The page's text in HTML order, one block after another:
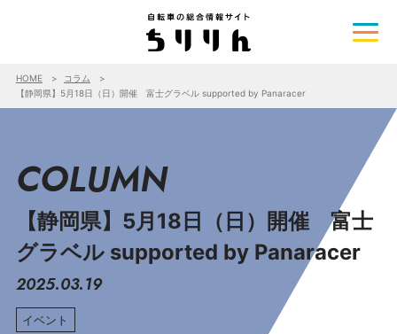
HOME
コラム
【静岡県】5月18日（日）開催 富士グラベル supported by Panaracer
COLUMN
【静岡県】5月18日（日）開催 富士
グラベル supported by Panaracer
2025.03.19
イベント